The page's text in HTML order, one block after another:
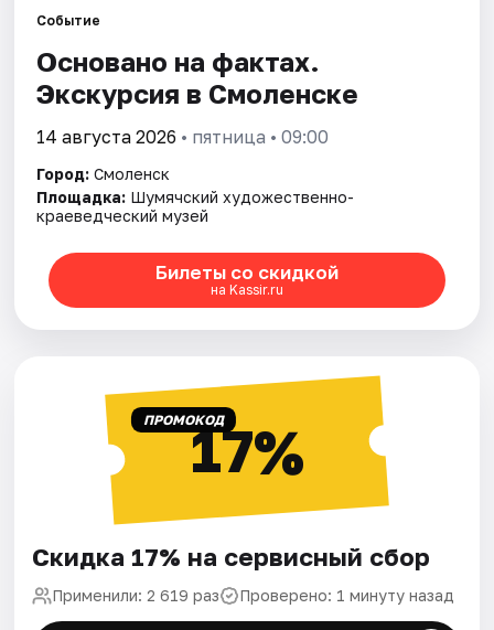
Площадки
Артисты
Событие
Основано на фактах.
Экскурсия в Смоленске
14 августа 2026 • пятница • 09:00
Город: Смоленск
Площадка: Шумячский художественно-
краеведческий музей
Билеты со скидкой
на Kassir.ru
ПРОМОКОД17%
Скидка 17% на сервисный сбор
Применили: 2 619 раз Проверено: 1 минуту назад